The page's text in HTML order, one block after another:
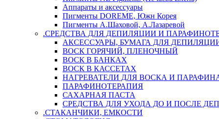
Аппараты и аксессуары
Пигменты DOREME, Южн Корея
Пигменты А.Шаховой, А.Лазаревой
.СРЕДСТВА ДЛЯ ДЕПИЛЯЦИИ И
АКСЕССУАРЫ, БУМАГА ДЛЯ
ВОСК ГОРЯЧИЙ, ПЛЕНОЧНЫЙ
ВОСК В БАНКАХ
ВОСК В КАССЕТАХ
НАГРЕВАТЕЛИ ДЛЯ ВОСКА И
ПАРАФИНОТЕРАПИЯ
САХАРНАЯ ПАСТА
СРЕДСТВА ДЛЯ УХОДА ДО И ПОСЛЕ
.СТАКАНЧИКИ, ЕМКОСТИ